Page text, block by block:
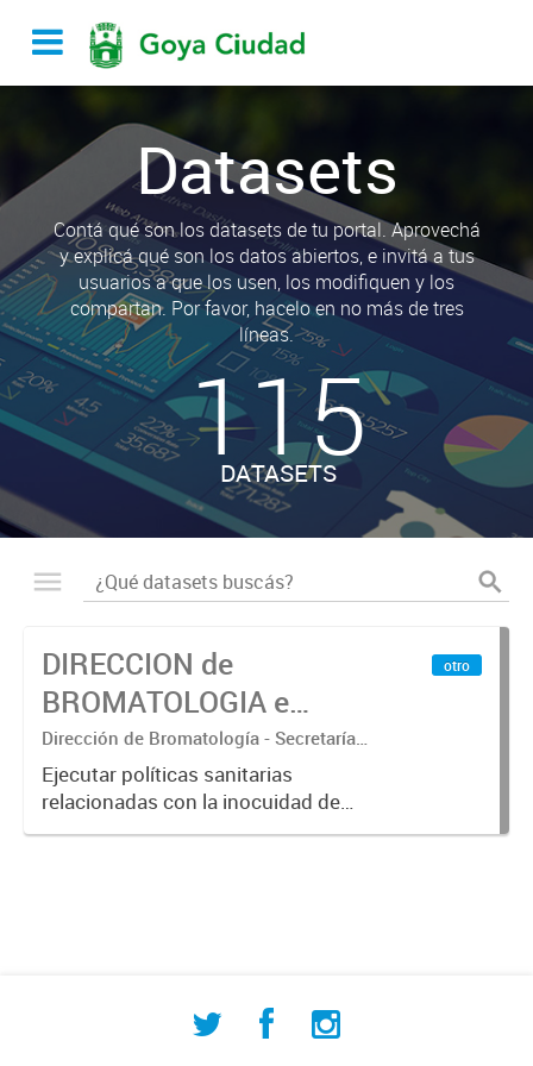
Datasets
Contá qué son los datasets de tu portal. Aprovechá
y explicá qué son los datos abiertos, e invitá a tus
usuarios a que los usen, los modifiquen y los
compartan. Por favor, hacelo en no más de tres
líneas.
115
DATASETS
DIRECCION de
BROMATOLOGIA e
HIGIENE – SECRETARIA
de DESARROLLO
HUMANO y
Dirección de Bromatología - Secretaría
de Desarrollo Humano y Promoción
Social - Departamento Municipal de
Estadísticas
Ejecutar políticas sanitarias
relacionadas con la inocuidad de
los alimentos. Promover la
otro